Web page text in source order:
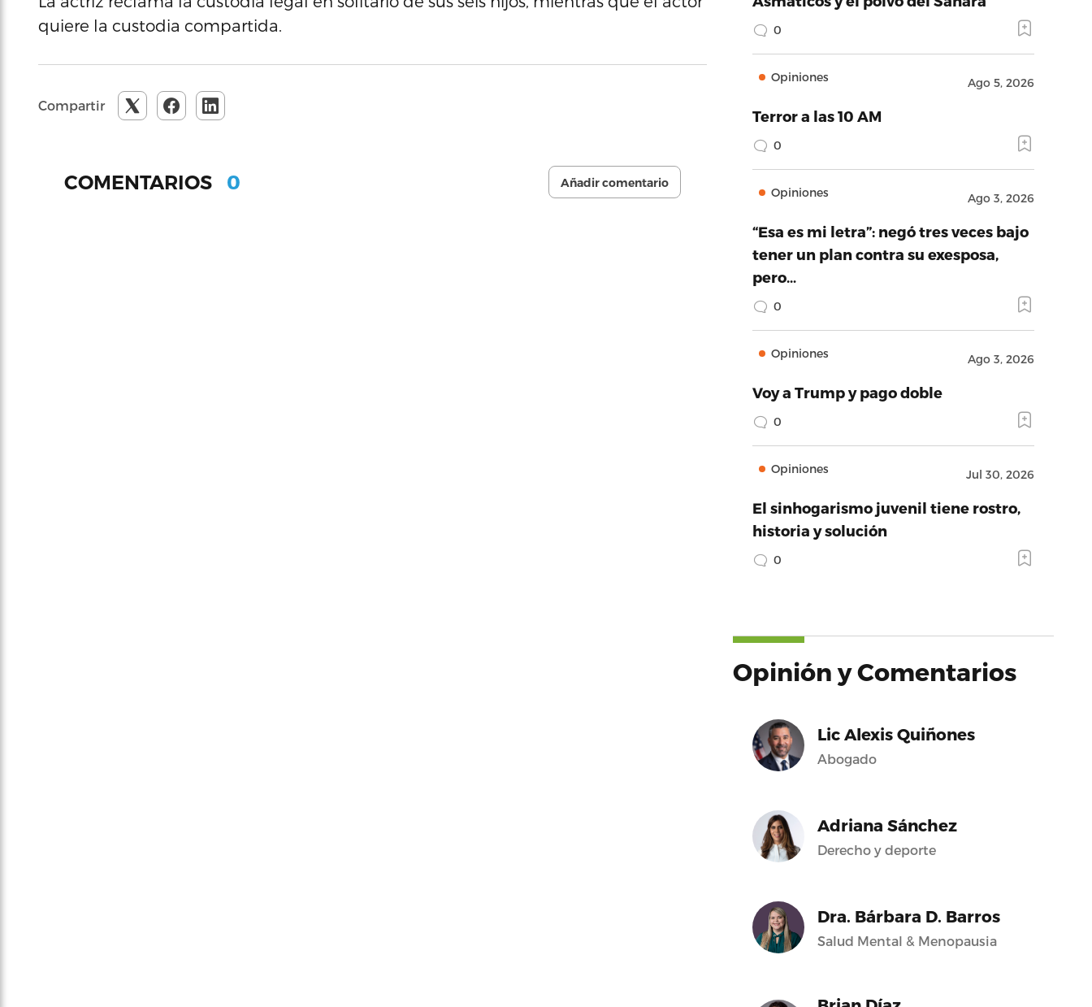
quiere la custodia compartida.
Compartir
COMENTARIOS 0 Añadir comentario
0
Opiniones Ago 5, 2026
Terror a las 10 AM
0
Opiniones Ago 3, 2026
“Esa es mi letra”: negó tres veces bajo
tener un plan contra su exesposa,
pero…
0
Opiniones Ago 3, 2026
Voy a Trump y pago doble
0
Opiniones Jul 30, 2026
El sinhogarismo juvenil tiene rostro,
historia y solución
0
Opinión y Comentarios
Lic Alexis Quiñones
Abogado
Adriana Sánchez
Derecho y deporte
Dra. Bárbara D. Barros
Salud Mental & Menopausia